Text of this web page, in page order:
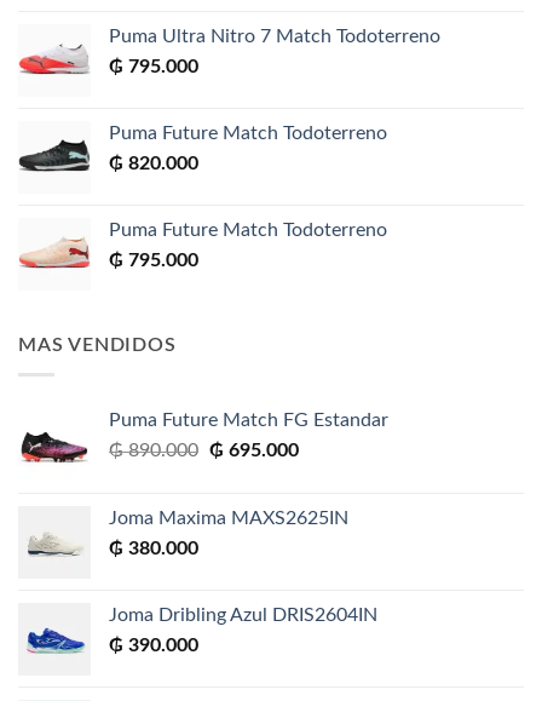
Puma Ultra Nitro 7 Match Todoterreno
₲ 795.000
Puma Future Match Todoterreno
₲ 820.000
Puma Future Match Todoterreno
₲ 795.000
MAS VENDIDOS
Puma Future Match FG Estandar
₲890.000 El
era:
₲ 695.000El
es:
Joma Maxima MAXS2625IN
₲ 380.000
Joma Dribling Azul DRIS2604IN
₲ 390.000